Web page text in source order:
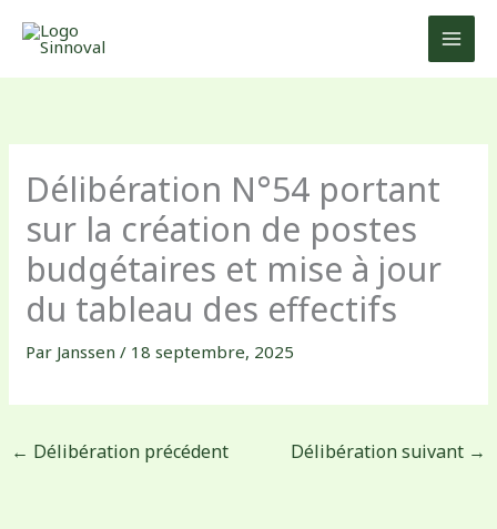
Délibération N°54 portant
sur la création de postes
budgétaires et mise à jour
du tableau des effectifs
Par Janssen/ 18 septembre, 2025
← Délibération précédent Délibération suivant →